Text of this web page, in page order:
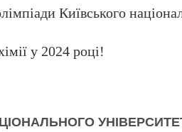
Київського
у 2024 році!